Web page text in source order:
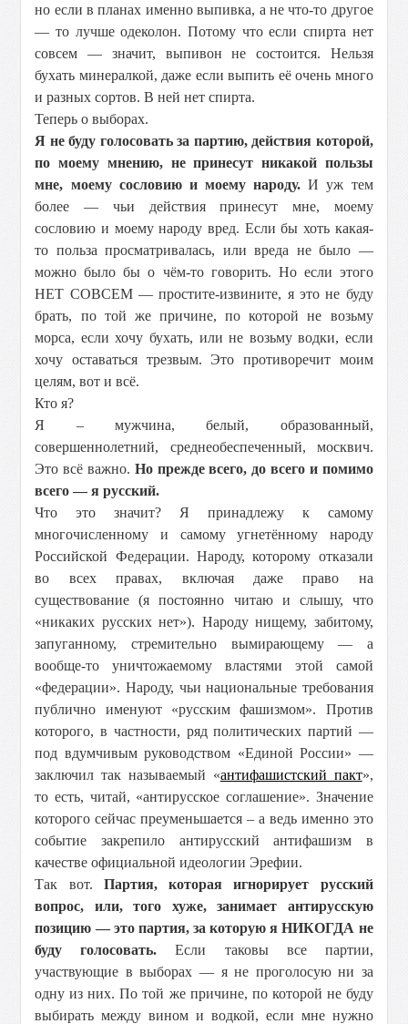
но если в планах именно выпивка, а не что-то другое
— то лучше одеколон. Потому что если спирта нет
совсем — значит, выпивон не состоится. Нельзя
бухать минералкой, даже если выпить её очень много
и разных сортов. В ней нет спирта.
Теперь о выборах.
Я не буду голосовать за партию, действия которой,
по моему мнению, не принесут никакой пользы
мне, моему сословию и моему народу. И уж тем
более — чьи действия принесут мне, моему
сословию и моему народу вред. Если бы хоть какая-
то польза просматривалась, или вреда не было —
можно было бы о чём-то говорить. Но если этого
НЕТ СОВСЕМ — простите-извините, я это не буду
брать, по той же причине, по которой не возьму
морса, если хочу бухать, или не возьму водки, если
хочу оставаться трезвым. Это противоречит моим
целям, вот и всё.
Кто я?
Я – мужчина, белый, образованный,
совершеннолетний, среднеобеспеченный, москвич.
Это всё важно. Нопрежде всего, до всего и помимо
всего — я русский.
Что это значит? Я принадлежу к самому
многочисленному и самому угнетённому народу
Российской Федерации. Народу, которому отказали
во всех правах, включая даже право на
существование (я постоянно читаю и слышу, что
«никаких русских нет»). Народу нищему, забитому,
запуганному, стремительно вымирающему — а
вообще-то уничтожаемому властями этой самой
«федерации». Народу, чьи национальные требования
публично именуют «русским фашизмом». Против
которого, в частности, ряд политических партий —
под вдумчивым руководством «Единой России» —
заключил так называемый «антифашистский пакт»,
то есть, читай, «антирусское соглашение». Значение
которого сейчас преуменьшается – а ведь именно это
событие закрепило антирусский антифашизм в
качестве официальной идеологии Эрефии.
Так вот. Партия, которая игнорирует русский
вопрос, или, того хуже, занимает антирусскую
позицию — это партия, за которую я НИКОГДА не
буду голосовать. Если таковы все партии,
участвующие в выборах — я не проголосую ни за
одну из них. По той же причине, по которой не буду
выбирать между вином и водкой, если мне нужно